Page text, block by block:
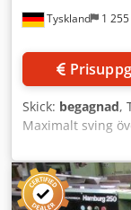
Tyskland 1
Skick: begagnad,
Maximalt sving
sving över
Maximalt sving
Spindelvarvtal:
– 2,24 mm 4-